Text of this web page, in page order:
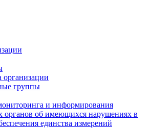
организации
группы
и информирования
органов об имеющихся нарушениях в
единства измерений